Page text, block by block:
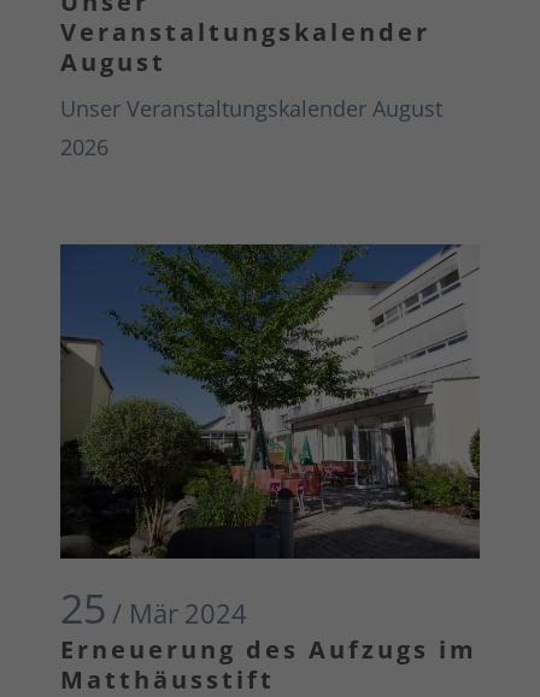
Veranstaltungskalender
August
Unser Veranstaltungskalender August
2026
25 / Mär 2024
Erneuerung des Aufzugs im
Matthäusstift